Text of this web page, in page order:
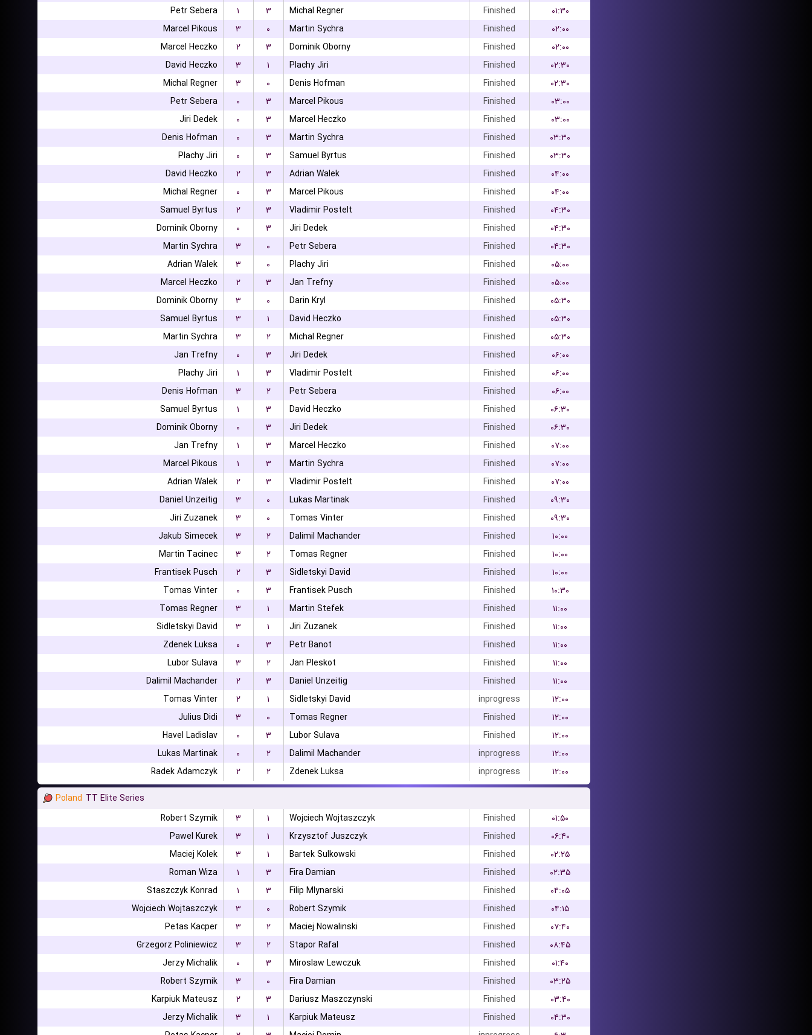
Petr Sebera
۱ ۳ Michal Regner Finished
۰۱:۳۰
Marcel Pikous
۳ ۰ Martin Sychra Finished
۰۲:۰۰
Marcel Heczko
۲ ۳ Dominik Oborny Finished
۰۲:۰۰
David Heczko
۳ ۱ Plachy Jiri Finished
۰۲:۳۰
Michal Regner
۳ ۰ Denis Hofman Finished
۰۲:۳۰
Petr Sebera
۰ ۳ Marcel Pikous Finished
۰۳:۰۰
Jiri Dedek
۰ ۳ Marcel Heczko Finished
۰۳:۰۰
Denis Hofman
۰ ۳ Martin Sychra Finished
۰۳:۳۰
Plachy Jiri
۰ ۳ Samuel Byrtus Finished
۰۳:۳۰
David Heczko
۲ ۳ Adrian Walek Finished
۰۴:۰۰
Michal Regner
۰ ۳ Marcel Pikous Finished
۰۴:۰۰
Samuel Byrtus
۲ ۳ Vladimir Postelt Finished
۰۴:۳۰
Dominik Oborny
۰ ۳ Jiri Dedek Finished
۰۴:۳۰
Martin Sychra
۳ ۰ Petr Sebera Finished
۰۴:۳۰
Adrian Walek
۳ ۰ Plachy Jiri Finished
۰۵:۰۰
Marcel Heczko
۲ ۳ Jan Trefny Finished
۰۵:۰۰
Dominik Oborny
۳ ۰ Darin Kryl Finished
۰۵:۳۰
Samuel Byrtus
۳ ۱ David Heczko Finished
۰۵:۳۰
Martin Sychra
۳ ۲ Michal Regner Finished
۰۵:۳۰
Jan Trefny
۰ ۳ Jiri Dedek Finished
۰۶:۰۰
Plachy Jiri
۱ ۳ Vladimir Postelt Finished
۰۶:۰۰
Denis Hofman
۳ ۲ Petr Sebera Finished
۰۶:۰۰
Samuel Byrtus
۱ ۳ David Heczko Finished
۰۶:۳۰
Dominik Oborny
۰ ۳ Jiri Dedek Finished
۰۶:۳۰
Jan Trefny
۱ ۳ Marcel Heczko Finished
۰۷:۰۰
Marcel Pikous
۱ ۳ Martin Sychra Finished
۰۷:۰۰
Adrian Walek
۲ ۳ Vladimir Postelt Finished
۰۷:۰۰
Daniel Unzeitig
۳ ۰ Lukas Martinak Finished
۰۹:۳۰
Jiri Zuzanek
۳ ۰ Tomas Vinter Finished
۰۹:۳۰
Jakub Simecek
۳ ۲ Dalimil Machander Finished
۱۰:۰۰
Martin Tacinec
۳ ۲ Tomas Regner Finished
۱۰:۰۰
Frantisek Pusch
۲ ۳ Sidletskyi David Finished
۱۰:۰۰
Tomas Vinter
۰ ۳ Frantisek Pusch Finished
۱۰:۳۰
Tomas Regner
۳ ۱ Martin Stefek Finished
۱۱:۰۰
Sidletskyi David
۳ ۱ Jiri Zuzanek Finished
۱۱:۰۰
Zdenek Luksa
۰ ۳ Petr Banot Finished
۱۱:۰۰
Lubor Sulava
۳ ۲ Jan Pleskot Finished
۱۱:۰۰
Dalimil Machander
۲ ۳ Daniel Unzeitig Finished
۱۱:۰۰
Tomas Vinter
۲ ۱ Sidletskyi David inprogress
۱۲:۰۰
Julius Didi
۳ ۰ Tomas Regner Finished
۱۲:۰۰
Havel Ladislav
۰ ۳ Lubor Sulava Finished
۱۲:۰۰
Lukas Martinak
۰ ۲ Dalimil Machander inprogress
۱۲:۰۰
Radek Adamczyk
۲ ۲ Zdenek Luksa inprogress
۱۲:۰۰
Poland TT Elite Series
Robert Szymik
۳ ۱ Wojciech Wojtaszczyk Finished
۰۱:۵۰
Pawel Kurek
۳ ۱ Krzysztof Juszczyk Finished
۰۶:۴۰
Maciej Kolek
۳ ۱ Bartek Sulkowski Finished
۰۲:۲۵
Roman Wiza
۱ ۳ Fira Damian Finished
۰۲:۳۵
Staszczyk Konrad
۱ ۳ Filip Mlynarski Finished
۰۴:۰۵
Wojciech Wojtaszczyk
۳ ۰ Robert Szymik Finished
۰۴:۱۵
Petas Kacper
۳ ۲ Maciej Nowalinski Finished
۰۷:۴۰
Grzegorz Poliniewicz
۳ ۲ Stapor Rafal Finished
۰۸:۴۵
Jerzy Michalik
۰ ۳ Miroslaw Lewczuk Finished
۰۱:۴۰
Robert Szymik
۳ ۰ Fira Damian Finished
۰۳:۲۵
Karpiuk Mateusz
۲ ۳ Dariusz Maszczynski Finished
۰۳:۴۰
Jerzy Michalik
۳ ۱ Karpiuk Mateusz Finished
۰۴:۳۰